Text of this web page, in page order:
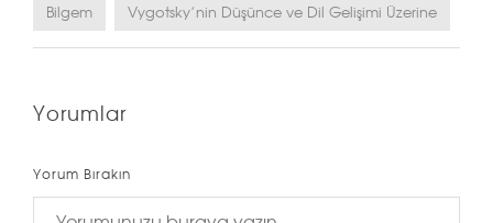
Bilgem
Vygotsky’nin Düşünce ve Dil Gelişimi Üzerine
Yorumlar
Yorum Bırakın